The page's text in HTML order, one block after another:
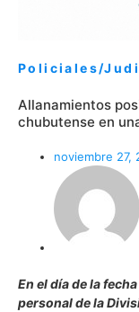
Policiales/
Allanamientos
chubutense en
noviembre 27,
En el día de la fecha
personal de la